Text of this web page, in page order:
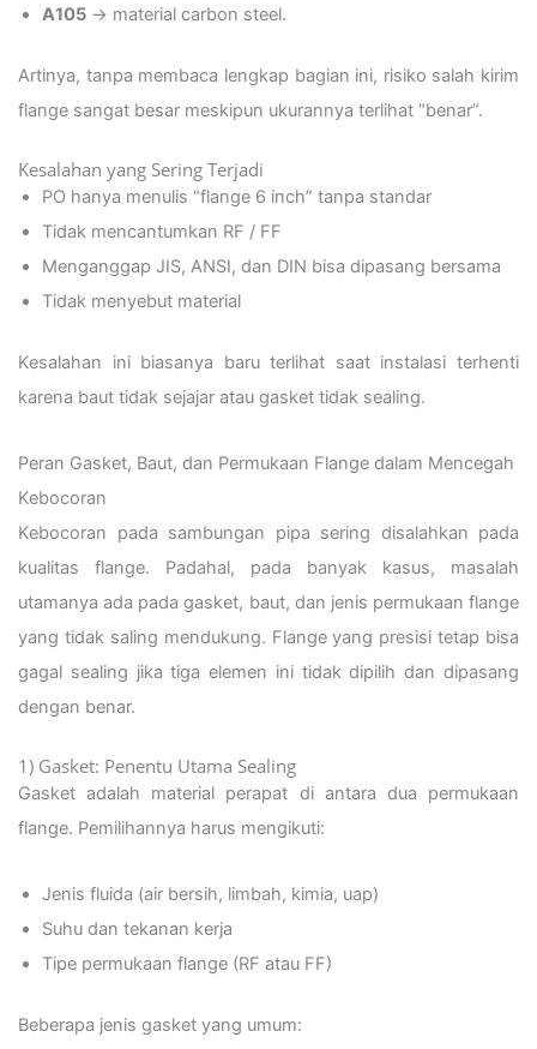
A105 → material carbon steel.
Artinya, tanpa membaca lengkap bagian ini, risiko salah kirim
flange sangat besar meskipun ukurannya terlihat “benar”.
Kesalahan yang Sering Terjadi
PO hanya menulis “flange 6 inch” tanpa standar
Tidak mencantumkan RF / FF
Menganggap JIS, ANSI, dan DIN bisa dipasang bersama
Tidak menyebut material
Kesalahan ini biasanya baru terlihat saat instalasi terhenti
karena baut tidak sejajar atau gasket tidak sealing.
Peran Gasket, Baut, dan Permukaan Flange dalam Mencegah
Kebocoran
Kebocoran pada sambungan pipa sering disalahkan pada
kualitas flange. Padahal, pada banyak kasus, masalah
utamanya ada pada gasket, baut, dan jenis permukaan flange
yang tidak saling mendukung. Flange yang presisi tetap bisa
gagal sealing jika tiga elemen ini tidak dipilih dan dipasang
dengan benar.
1) Gasket: Penentu Utama Sealing
Gasket adalah material perapat di antara dua permukaan
flange. Pemilihannya harus mengikuti:
Jenis fluida (air bersih, limbah, kimia, uap)
Suhu dan tekanan kerja
Tipe permukaan flange (RF atau FF)
Beberapa jenis gasket yang umum: